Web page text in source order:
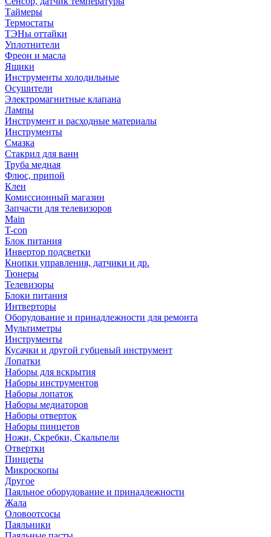
Таймеры
Термостаты
ТЭНы оттайки
Уплотнители
Фреон и масла
Ящики
Инструменты холодильные
Осушители
Электромагнитные клапана
Лампы
Инструмент и расходные материалы
Инструменты
Смазка
Стакрил для ванн
Труба медная
Флюс, припой
Клеи
Комиссионный магазин
Запчасти для телевизоров
Main
T-con
Блок питания
Инвертор подсветки
Кнопки управления, датчики и др.
Тюнеры
Телевизоры
Блоки питания
Интверторы
Оборудование и принадлежности для ремонта
Мультиметры
Инструменты
Кусачки и другой губцевый инструмент
Лопатки
Наборы для вскрытия
Наборы инструментов
Наборы лопаток
Наборы медиаторов
Наборы отверток
Наборы пинцетов
Ножи, Скребки, Скальпели
Отвертки
Пинцеты
Микроскопы
Другое
Паяльное оборудование и принадлежности
Жала
Оловоотсосы
Паяльники